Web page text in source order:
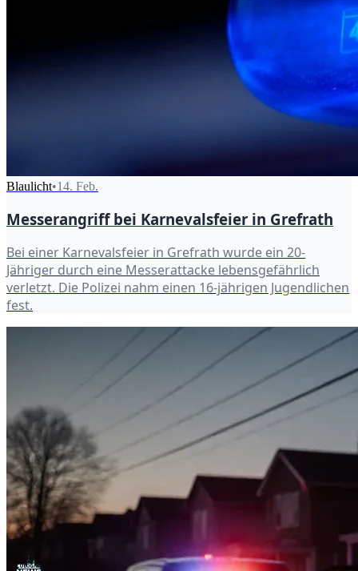
Blaulicht•14. Feb.
Messerangriff bei Karnevalsfeier in Grefrath
Bei einer Karnevalsfeier in Grefrath wurde ein 20-
Jähriger durch eine Messerattacke lebensgefährlich
verletzt. Die Polizei nahm einen 16-jährigen Jugendlichen
fest.